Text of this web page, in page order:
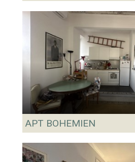
APT BOHEMIEN